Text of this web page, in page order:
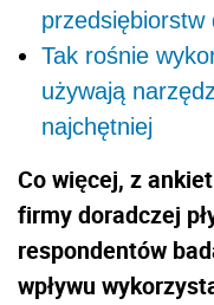
przedsiębiorstw
Tak rośnie
używają
najchętniej
Co więcej, z
firmy doradczej
respondentów
wpływu